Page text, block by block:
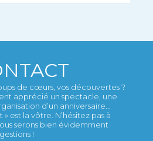
de cœurs, vos découvertes ?
apprécié un spectacle, une
d’un anniversaire...
est la vôtre. N’hésitez pas à
serons bien évidemment
!